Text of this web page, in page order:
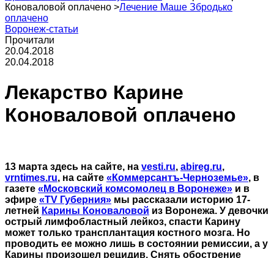
Коноваловой оплачено >Лечение Маше Збродько
оплачено
Воронеж-статьи
Прочитали
20.04.2018
20.04.2018
Лекарство Карине
Коноваловой оплачено
13 марта здесь на сайте, на vesti.ru, abireg.ru,
vrntimes.ru, на сайте «Коммерсантъ-Черноземье», в
газете «Московский комсомолец в Воронеже» и в
эфире «TV Губерния» мы рассказали историю 17-
летней Карины Коноваловой из Воронежа. У девочки
острый лимфобластный лейкоз, спасти Карину
может только трансплантация костного мозга. Но
проводить ее можно лишь в состоянии ремиссии, а у
Карины произошел рецидив. Снять обострение